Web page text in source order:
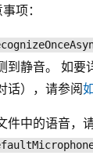
项：
到静音。 如要
话），请参阅
件中的语音，